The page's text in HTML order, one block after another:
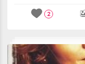
2